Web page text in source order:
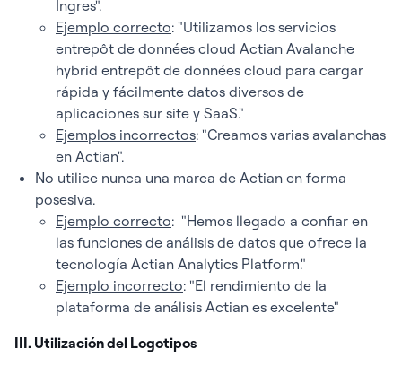
Ingres".
Ejemplo correcto: "Utilizamos los servicios
entrepôt de données cloud Actian Avalanche
hybrid entrepôt de données cloud para cargar
rápida y fácilmente datos diversos de
aplicaciones sur site y SaaS."
Ejemplos incorrectos: "Creamos varias avalanchas
en Actian".
No utilice nunca una marca de Actian en forma
posesiva.
Ejemplo correcto: "Hemos llegado a confiar en
las funciones de análisis de datos que ofrece la
tecnología Actian Analytics Platform."
Ejemplo incorrecto: "El rendimiento de la
plataforma de análisis Actian es excelente"
III. Utilización del Logotipos